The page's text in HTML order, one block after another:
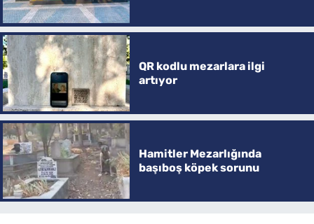
QR kodlu mezarlara ilgi
artıyor
Hamitler Mezarlığında
başıboş köpek sorunu